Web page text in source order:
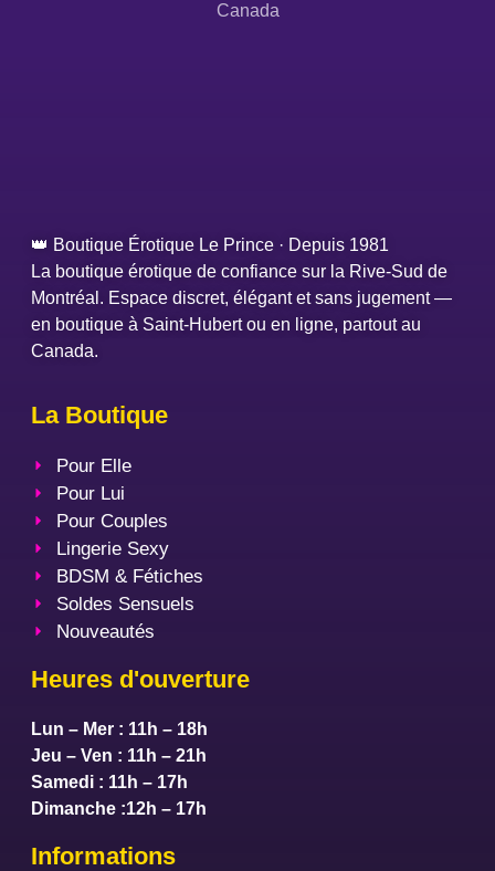
Canada
👑 Boutique Érotique Le Prince · Depuis 1981
La boutique érotique de confiance sur la Rive-Sud de
Montréal. Espace discret, élégant et sans jugement —
en boutique à Saint-Hubert ou en ligne, partout au
Canada.
La Boutique
Pour Elle
Pour Lui
Pour Couples
Lingerie Sexy
BDSM & Fétiches
Soldes Sensuels
Nouveautés
Heures d'ouverture
Lun – Mer : 11h – 18h
Jeu – Ven : 11h – 21h
Samedi : 11h – 17h
Dimanche :12h – 17h
Informations